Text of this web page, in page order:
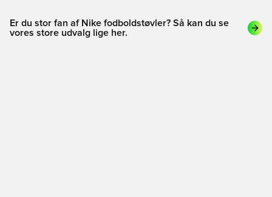
Er du stor fan af Nike fodboldstøvler? Så kan du se
vores store udvalg lige her.